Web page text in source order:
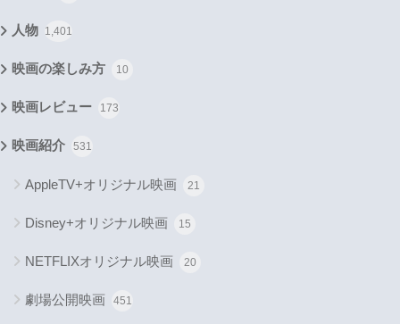
人物 1,401
映画の楽しみ方 10
映画レビュー 173
映画紹介 531
AppleTV+オリジナル映画 21
Disney+オリジナル映画 15
NETFLIXオリジナル映画 20
劇場公開映画 451